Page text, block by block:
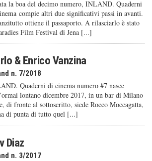
la boa del decimo numero, INLAND. Quaderni
compie altri due significativi passi in avanti.
ottiene il passaporto. A rilasciarlo è stato
Film Festival di Jena [...]
& Enrico Vanzina
n. 7/2018
Quaderni di cinema numero #7 nasce
lontano dicembre 2017, in un bar di Milano
di fronte al sottoscritto, siede Rocco Moccagatta,
di punta di tutto quel [...]
Diaz
n. 3/2017